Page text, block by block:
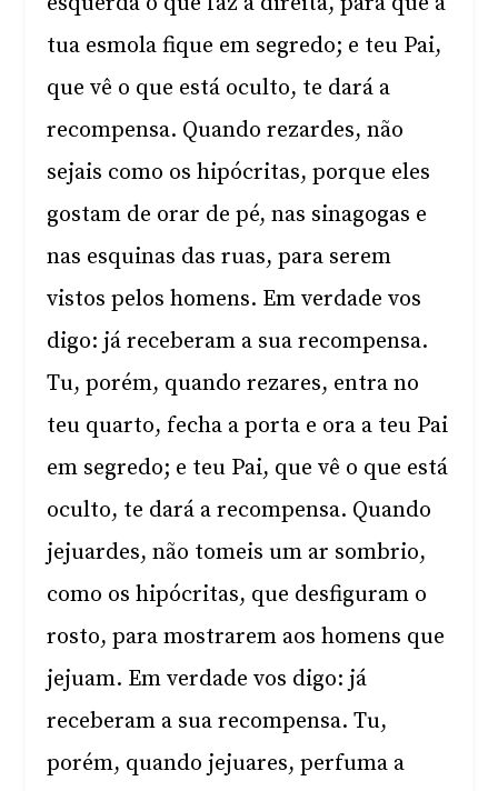
tua esmola fique em segredo; e teu Pai,
que vê o que está oculto, te dará a
recompensa. Quando rezardes, não
sejais como os hipócritas, porque eles
gostam de orar de pé, nas sinagogas e
nas esquinas das ruas, para serem
vistos pelos homens. Em verdade vos
digo: já receberam a sua recompensa.
Tu, porém, quando rezares, entra no
teu quarto, fecha a porta e ora a teu Pai
em segredo; e teu Pai, que vê o que está
oculto, te dará a recompensa. Quando
jejuardes, não tomeis um ar sombrio,
como os hipócritas, que desfiguram o
rosto, para mostrarem aos homens que
jejuam. Em verdade vos digo: já
receberam a sua recompensa. Tu,
porém, quando jejuares, perfuma a